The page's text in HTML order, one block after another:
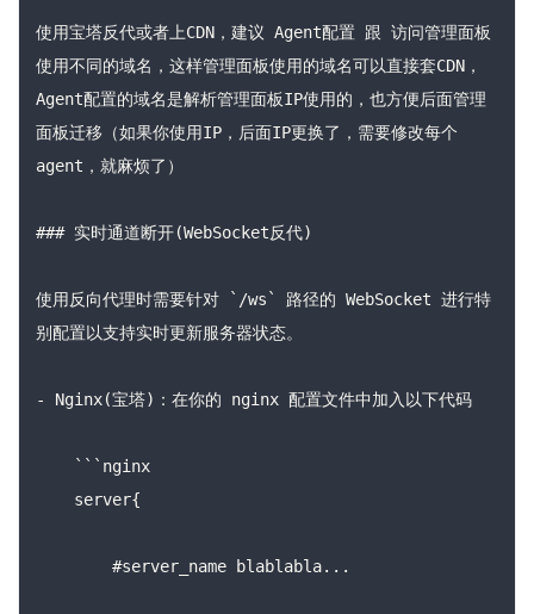
使用宝塔反代或者上CDN，建议 Agent配置 跟 访问管理面板
使用不同的域名，这样管理面板使用的域名可以直接套CDN，
Agent配置的域名是解析管理面板IP使用的，也方便后面管理
面板迁移（如果你使用IP，后面IP更换了，需要修改每个
agent，就麻烦了）
### 实时通道断开(WebSocket反代)
使用反向代理时需要针对 `/ws` 路径的 WebSocket 进行特
别配置以支持实时更新服务器状态。
- Nginx(宝塔)：在你的 nginx 配置文件中加入以下代码
        #server_name blablabla...